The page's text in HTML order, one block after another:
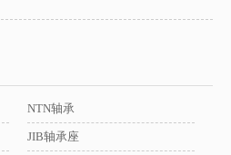
NTN轴承
JIB轴承座